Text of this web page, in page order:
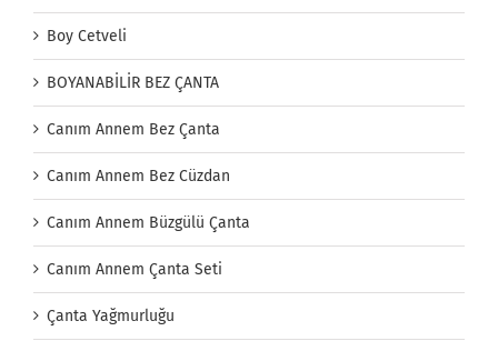
Boy Cetveli
BOYANABİLİR BEZ ÇANTA
Canım Annem Bez Çanta
Canım Annem Bez Cüzdan
Canım Annem Büzgülü Çanta
Canım Annem Çanta Seti
Çanta Yağmurluğu